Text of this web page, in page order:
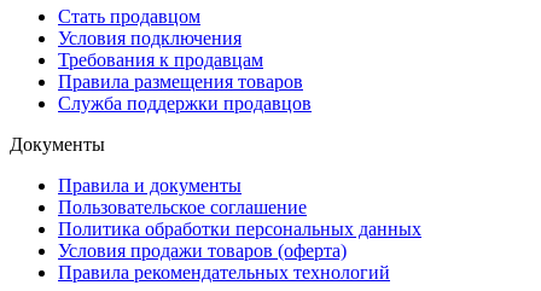
Стать продавцом
Условия подключения
Требования к продавцам
Правила размещения товаров
Служба поддержки продавцов
Документы
Правила и документы
Пользовательское соглашение
Политика обработки персональных данных
Условия продажи товаров (оферта)
Правила рекомендательных технологий